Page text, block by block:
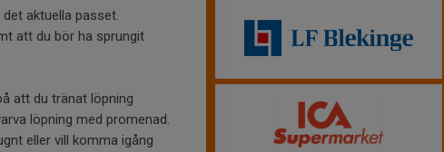
aktuella passet.
att du bör ha sprungit
att du tränat löpning
löpning med promenad.
eller vill komma igång